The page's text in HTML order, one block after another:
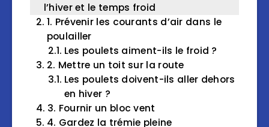
l’hiver et le temps froid
1. Prévenir les courants d’air dans le
poulailler
Les poulets aiment-ils le froid ?
2. Mettre un toit sur la route
Les poulets doivent-ils aller dehors
en hiver ?
3. Fournir un bloc vent
4. Gardez la trémie pleine